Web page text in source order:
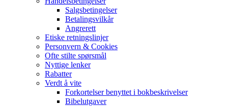
Salgsbetingelser
Betalingsvilkår
Angrerett
Etiske retningslinjer
Personvern & Cookies
Ofte stilte spørsmål
Nyttige lenker
Rabatter
Verdt å vite
Forkortelser benyttet i bokbeskrivelser
Bibelutgaver